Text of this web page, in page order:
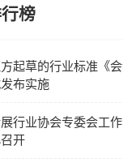
榜
起草的行业标准《
布实施
行业协会专委会工
开